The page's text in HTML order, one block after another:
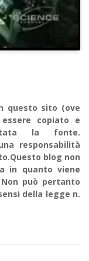
questo sito (ove
copiato e
la fonte.
responsabilità
blog non
in quanto viene
può pertanto
della legge n.